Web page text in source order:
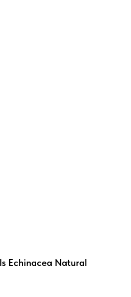
Echinacea Natural